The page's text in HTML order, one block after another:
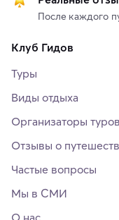
После каждого
Клуб Гидов
Туры
Виды отдыха
Организаторы туров
Отзывы о
Частые вопросы
Мы в СМИ